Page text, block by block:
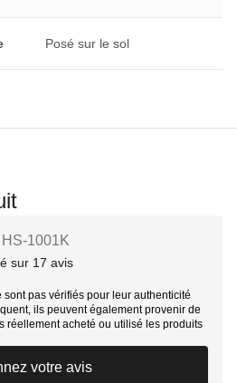
Posé sur le sol
1001K
sur 17 avis
pas vérifiés pour leur authenticité
ils peuvent également provenir de
réellement acheté ou utilisé les produits
votre avis